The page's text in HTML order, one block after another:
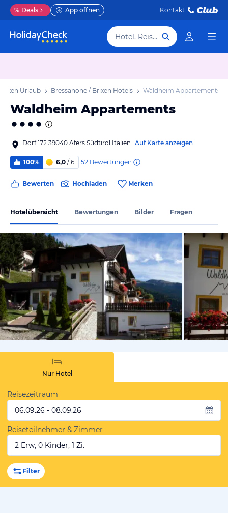
% Deals App öffnen Kontakt
Hotel, Reiseziel
Urlaub Bressanone / Brixen Hotels Waldheim Appartements
Waldheim Appartements
Dorf 172 39040 Afers Südtirol Italien Auf Karte anzeigen
100% 6,0 / 6 52 Bewertungen
Bewerten Hochladen Merken
Hotelübersicht Bewertungen Bilder Fragen
vom
Nur Hotel
Reisezeitraum
06.09.26 - 08.09.26
Reiseteilnehmer & Zimmer
2 Erw, 0 Kinder, 1 Zi.
Filter